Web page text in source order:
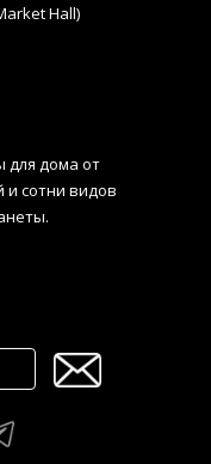
Hall)
для дома от
сотни видов